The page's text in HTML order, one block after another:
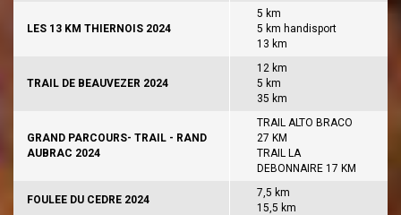
LES 13 KM THIERNOIS 2024
5 km
5 km handisport
13 km
TRAIL DE BEAUVEZER 2024
12 km
5 km
35 km
GRAND PARCOURS- TRAIL - RAND
AUBRAC 2024
TRAIL ALTO BRACO
27 KM
TRAIL LA
DEBONNAIRE 17 KM
FOULEE DU CEDRE 2024
7,5 km
15,5 km